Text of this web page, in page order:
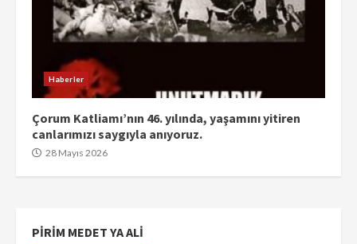
Haberler
Çorum Katliamı’nın 46. yılında, yaşamını yitiren
canlarımızı saygıyla anıyoruz.
28 Mayıs 2026
PIRIM MEDET YA ALI